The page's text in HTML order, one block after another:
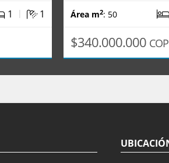
1 | 1 Área m2: 50
$340.000.000 COP